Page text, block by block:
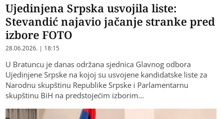
Ujedinjena Srpska usvojila liste:
Stevandić najavio jačanje stranke pred
izbore FOTO
28.06.2026. | 18:15
U Bratuncu je danas održana sjednica Glavnog odbora
Ujedinjene Srpske na kojoj su usvojene kandidatske liste za
Narodnu skupštinu Republike Srpske i Parlamentarnu
skupštinu BiH na predstojećim izborim…